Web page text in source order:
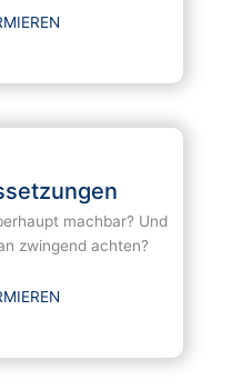
machbar? Und
zwingend achten?